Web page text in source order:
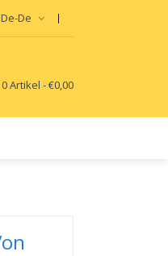
De-De
0 Artikel - €0,00